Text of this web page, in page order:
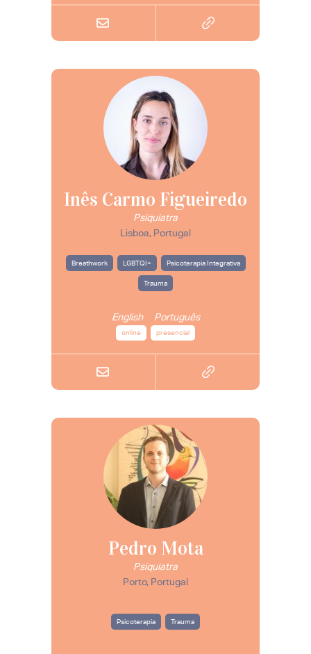
Inês Carmo Figueiredo
Psiquiatra
Lisboa, Portugal
Breathwork LGBTQI+ Psicoterapia Integrativa
Trauma
English Português
online presencial
Pedro Mota
Psiquiatra
Porto, Portugal
Psicoterapia Trauma